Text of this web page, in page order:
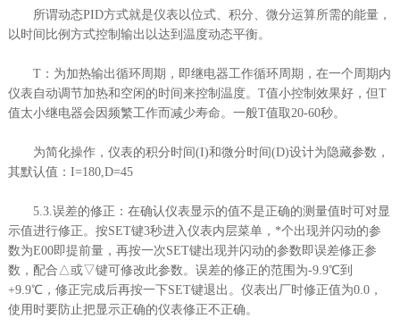
所谓动态PID方式就是仪表以位式、积分、微分运算所需的能量，
以时间比例方式控制输出以达到温度动态平衡。
T：为加热输出循环周期，即继电器工作循环周期，在一个周期内
仪表自动调节加热和空闲的时间来控制温度。T值小控制效果好，但T
值太小继电器会因频繁工作而减少寿命。一般T值取20-60秒。
为简化操作，仪表的积分时间(I)和微分时间(D)设计为隐藏参数，
其默认值：I=180,D=45
5.3.误差的修正：在确认仪表显示的值不是正确的测量值时可对显
示值进行修正。按SET键3秒进入仪表内层菜单，*个出现并闪动的参
数为E00即提前量，再按一次SET键出现并闪动的参数即误差修正参
数，配合△或▽键可修改此参数。误差的修正的范围为-9.9℃到
+9.9℃，修正完成后再按一下SET键退出。仪表出厂时修正值为0.0，
使用时要防止把显示正确的仪表修正不正确。